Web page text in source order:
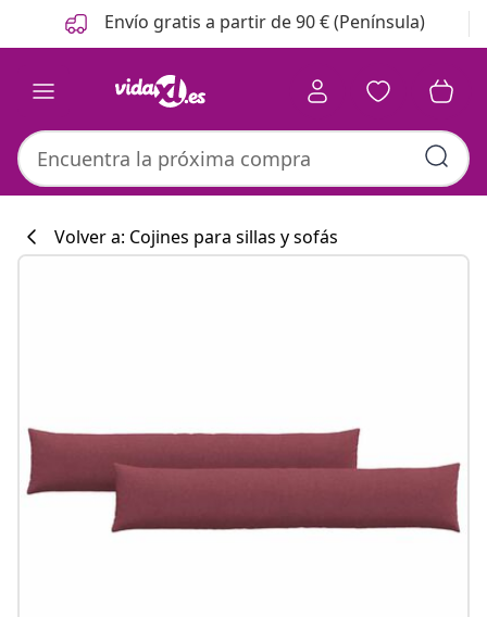
Anterior
Siguiente Envío gratis a partir de 90 € (Península)
Volver a: Cojines para sillas y sofás